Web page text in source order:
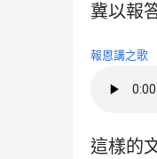
冀以報
報恩講之歌
這樣的